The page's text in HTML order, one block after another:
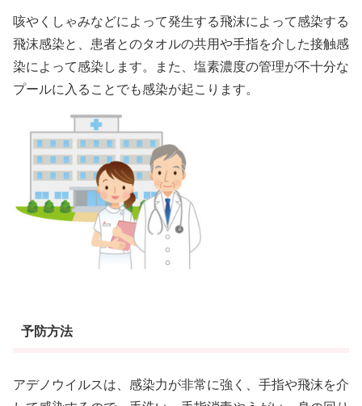
咳やくしゃみなどによって発生する飛沫によって感染する
飛沫感染と、患者とのタオルの共用や手指を介した接触感
染によって感染します。また、塩素濃度の管理が不十分な
プールに入ることでも感染が起こります。
予防方法
アデノウイルスは、感染力が非常に強く、手指や飛沫を介